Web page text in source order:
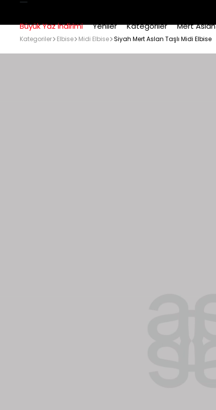
Büyük Yaz İndirimi Yeniler Kategoriler Mert Aslan
Kategoriler Elbise Midi Elbise Siyah Mert Aslan Taşlı Midi Elbise